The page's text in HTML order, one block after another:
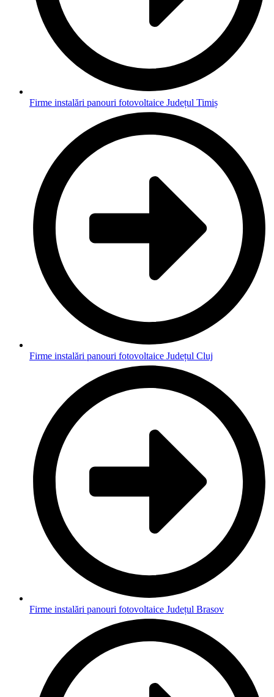
Firme instalări panouri fotovoltaice Județul Timiș
Firme instalări panouri fotovoltaice Județul Cluj
Firme instalări panouri fotovoltaice Județul Brasov